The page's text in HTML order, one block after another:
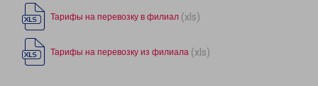
Тарифы на перевозку в филиал (xls)
Тарифы на перевозку из филиала (xls)